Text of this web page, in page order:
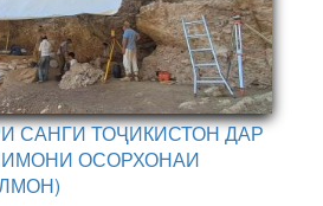
САНГИ ТОҶИКИСТОН ДАР
ОСОРХОНАИ